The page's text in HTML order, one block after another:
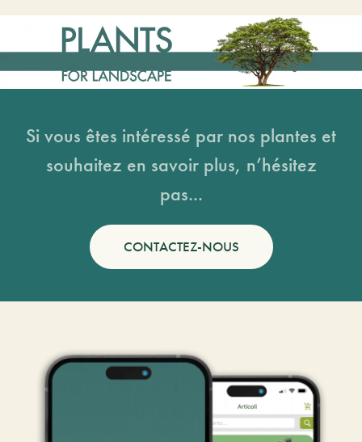
Si vous êtes intéressé par nos plantes et
souhaitez en savoir plus, n’hésitez
pas...
CONTACTEZ-NOUS